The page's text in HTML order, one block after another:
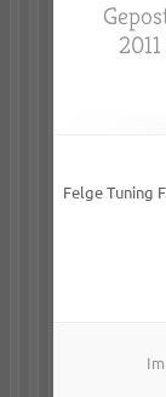
Felge Tuning